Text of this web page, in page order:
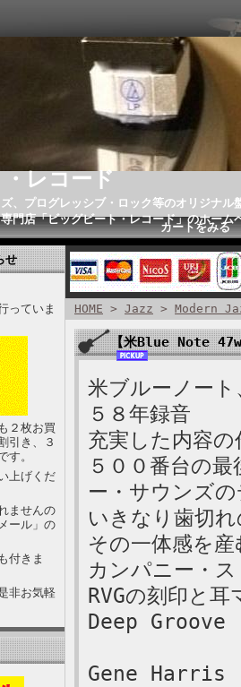
レコード
、プログレッシブ・ロック等のオリジナル
門店「ビッグビート・レコード」のホーム
カートをみる
せ
っていま
２枚お買
引き、３
す。
上げくだ
ませんの
ール」の
付きま
非お気軽
HOME > Jazz > Modern
【米Blue Note
米ブルーノー
５８年録音
充実した内容
５００番台の
ー・サウンズ
いきなり歯切
その一体感を
カンパニー・
RVGの刻印と耳
Deep Groove
Gene